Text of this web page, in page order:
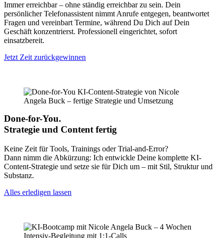
Immer erreichbar – ohne ständig erreichbar zu sein. Dein
persönlicher Telefonassistent nimmt Anrufe entgegen, beantwortet
Fragen und vereinbart Termine, während Du Dich auf Dein
Geschäft konzentrierst. Professionell eingerichtet, sofort
einsatzbereit.
Jetzt Zeit zurückgewinnen
Done-for-You.
Strategie und Content fertig
Keine Zeit für Tools, Trainings oder Trial-and-Error?
Dann nimm die Abkürzung: Ich entwickle Deine komplette KI-
Content-Strategie und setze sie für Dich um – mit Stil, Struktur und
Substanz.
Alles erledigen lassen